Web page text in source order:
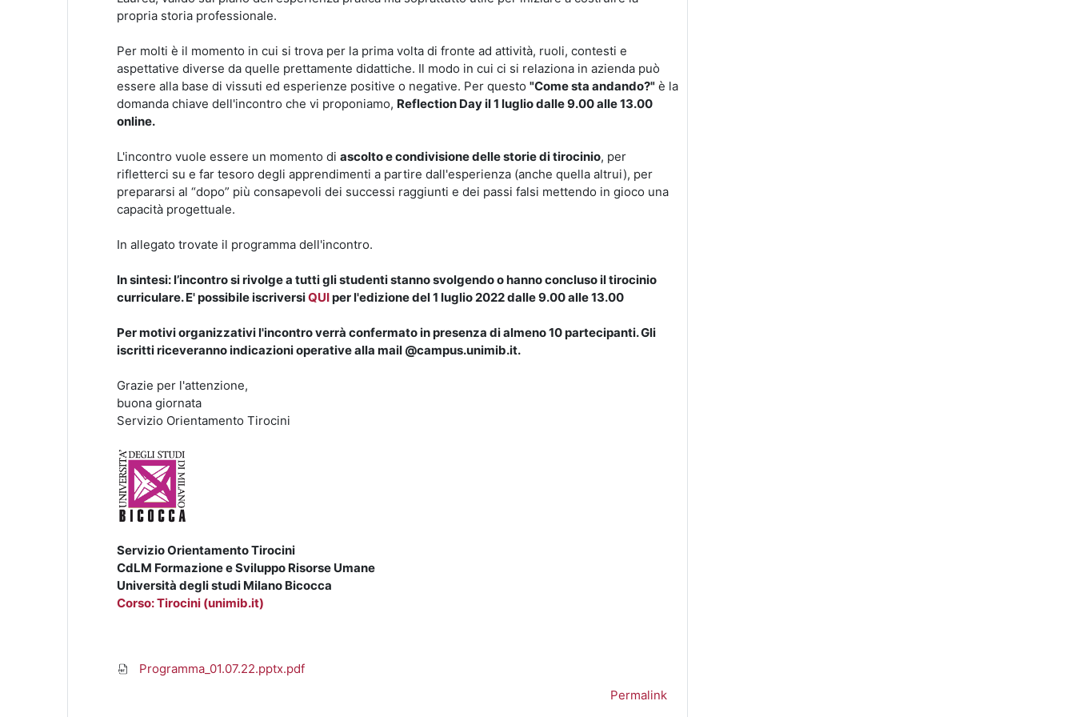
propria storia professionale.
Per molti è il momento in cui si trova per la prima volta di fronte ad attività, ruoli, contesti e
aspettative diverse da quelle prettamente didattiche. Il modo in cui ci si relaziona in azienda può
essere alla base di vissuti ed esperienze positive o negative. Per questo "Come sta andando?" è la
domanda chiave dell'incontro che vi proponiamo, Reflection Day il 1 luglio dalle 9.00 alle 13.00
online.
L'incontro vuole essere un momento di ascolto econdivisione delle storie di tirocinio, per
rifletterci su e far tesoro degli apprendimenti a partire dall'esperienza (anche quella altrui), per
prepararsi al “dopo” più consapevoli dei successi raggiunti e dei passi falsi mettendo in gioco una
capacità progettuale.
In allegato trovate il programma dell'incontro.
In sintesi:l’incontro si rivolge a tutti gli studenti stanno svolgendo o hanno concluso il tirocinio
curriculare.E' possibile iscriversiQUIper l'edizione del1 luglio 2022 dalle 9.00 alle 13.00
Per motivi organizzativi l'incontro verrà confermato in presenza di almeno 10 partecipanti. Gli
iscritti riceveranno indicazioni operative alla mail @campus.unimib.it.
Grazie per l'attenzione,
buona giornata
Servizio Orientamento Tirocini
Servizio Orientamento Tirocini
CdLM Formazione e Sviluppo Risorse Umane
Università degli studi Milano Bicocca
Corso: Tirocini (unimib.it)
Programma_01.07.22.pptx.pdf
Permalink